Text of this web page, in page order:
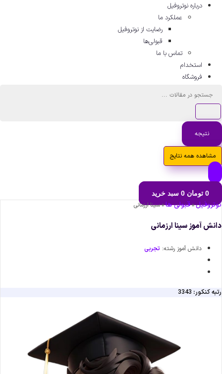
درباره نوتروفیل
عملکرد ما
رضایت از نوتروفیل
قبولی‌ها
تماس با ما
استخدام
فروشگاه
جستجو
نتیجه
مشاهده همه نتایج
0 تومان 0 سبد خرید
نوتروفیل»قبولی ها»سینا ارزمانی
دانش آموز سینا ارزمانی
دانش آموز رشته: تجربی
رتبه کنکور: 3343